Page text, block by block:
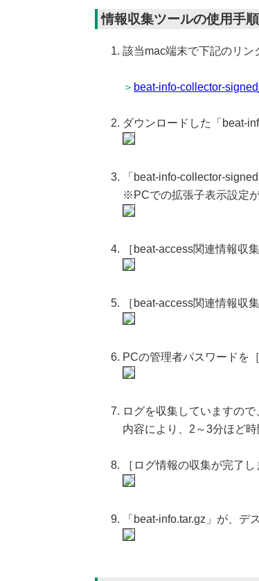
情報収集ツールの使用手順
該当mac端末で下記のリ
＞ beat-info-collector-
ダウンロードした「beat-
「beat-info-collector-
※PCでの拡張子表示設定
［beat-access関連情報収
［beat-access関連情報収
PCの管理者パスワードを
ログを収集していますので
内容により、2～3分ほど
［ログ情報の収集が完了
「beat-info.tar.gz」が、デ